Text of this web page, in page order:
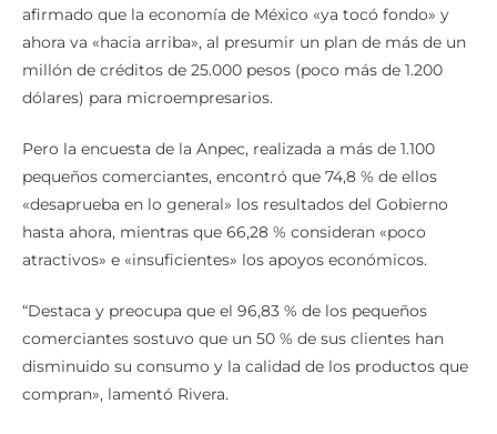
afirmado que la economía de México «ya tocó fondo» y
ahora va «hacia arriba», al presumir un plan de más de un
millón de créditos de 25.000 pesos (poco más de 1.200
dólares) para microempresarios.
Pero la encuesta de la Anpec, realizada a más de 1.100
pequeños comerciantes, encontró que 74,8 % de ellos
«desaprueba en lo general» los resultados del Gobierno
hasta ahora, mientras que 66,28 % consideran «poco
atractivos» e «insuficientes» los apoyos económicos.
“Destaca y preocupa que el 96,83 % de los pequeños
comerciantes sostuvo que un 50 % de sus clientes han
disminuido su consumo y la calidad de los productos que
compran», lamentó Rivera.